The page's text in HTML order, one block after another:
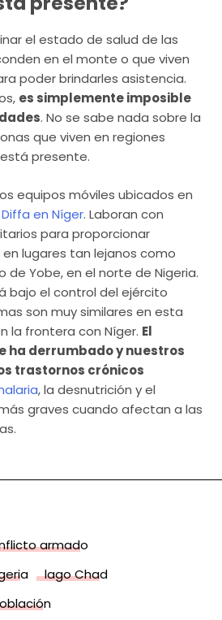
el estado de salud de las
en el monte o que viven
poder brindarles asistencia.
es simplemente imposible
. No se sabe nada sobre la
que viven en regiones
presente.
equipos móviles ubicados en
en Níger. Laboran con
para proporcionar
lugares tan lejanos como
de Yobe, en el norte de Nigeria.
bajo el control del ejército
son muy similares en esta
la frontera con Níger. El
ha derrumbado y nuestros
trastornos crónicos
, la desnutrición y el
graves cuando afectan a las
armado
lago Chad